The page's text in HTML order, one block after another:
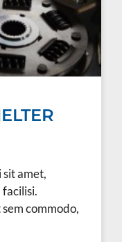
amet,
commodo,